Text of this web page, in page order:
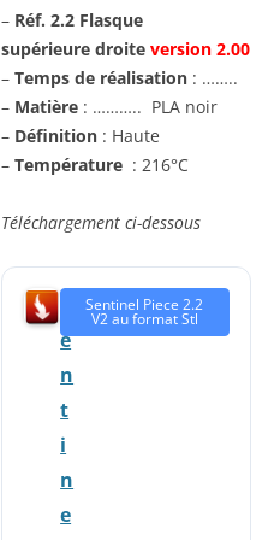
– Réf. 2.2 Flasque
supérieure droite version 2.00
– Temps de réalisation : ……..
– Matière : ……….. PLA noir
– Définition : Haute
– Température : 216°C
Téléchargement ci-dessous
e
n
t
i
n
e
Sentinel Piece 2.2
V2 au format Stl